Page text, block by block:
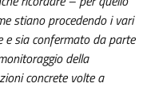
stiano procedendo i vari
e sia confermato da parte
della
concrete volte a